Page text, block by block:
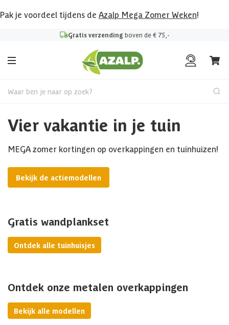
Pak je voordeel tijdens de Azalp Mega Zomer Weken!
Gratis verzending boven de € 75,-
Waar ben je naar op zoek?
Vier vakantie in je tuin
MEGA zomer kortingen op overkappingen en tuinhuizen!
Bekijk de actiemodellen
Gratis wandplankset
Ontdek alle tuinhuisjes
Ontdek onze metalen overkappingen
Bekijk alle modellen